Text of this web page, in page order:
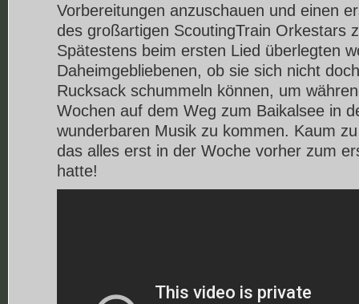
Vorbereitungen anzuschauen und einen
des großartigen ScoutingTrain Orkestars
Spätestens beim ersten Lied überlegten
Daheimgebliebenen, ob sie sich nicht
Rucksack schummeln können, um
Wochen auf dem Weg zum Baikalsee in
wunderbaren Musik zu kommen. Kaum
das alles erst in der Woche vorher zum
hatte!